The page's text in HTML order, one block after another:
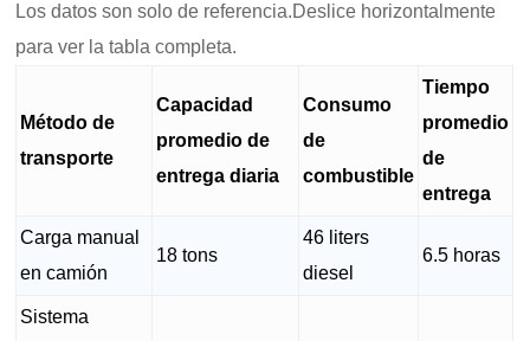
Los datos son solo de referencia.Deslice horizontalmente
para ver la tabla completa.
Método de
transporte
Capacidad
promedio de
entrega diaria
Consumo
de
combustible
Tiempo
promedio
de
entrega
Carga manual
en camión
18 tons
46 liters
diesel
6.5 horas
Sistema